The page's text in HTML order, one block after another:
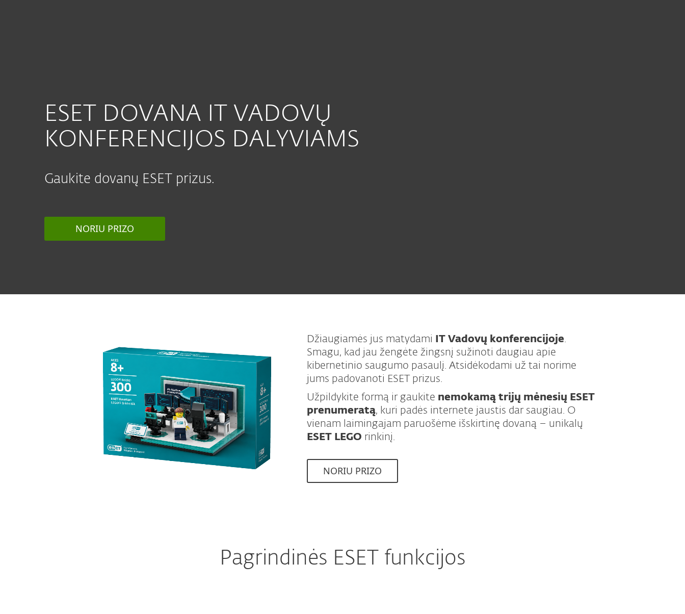
ESET DOVANA IT VADOVŲ
KONFERENCIJOS DALYVIAMS
Gaukite dovanų ESET prizus.
NORIU PRIZO
Džiaugiamės jus matydami IT Vadovų konferencijoje.
Smagu, kad jau žengėte žingsnį sužinoti daugiau apie
kibernetinio saugumo pasaulį. Atsidėkodami už tai norime
jums padovanoti ESET prizus.
Užpildykite formą ir gaukite nemokamą trijų mėnesių ESET
prenumeratą, kuri padės internete jaustis dar saugiau. O
vienam laimingajam paruošėme išskirtinę dovaną – unikalų
ESET LEGO rinkinį.
NORIU PRIZO
Pagrindinės ESET funkcijos